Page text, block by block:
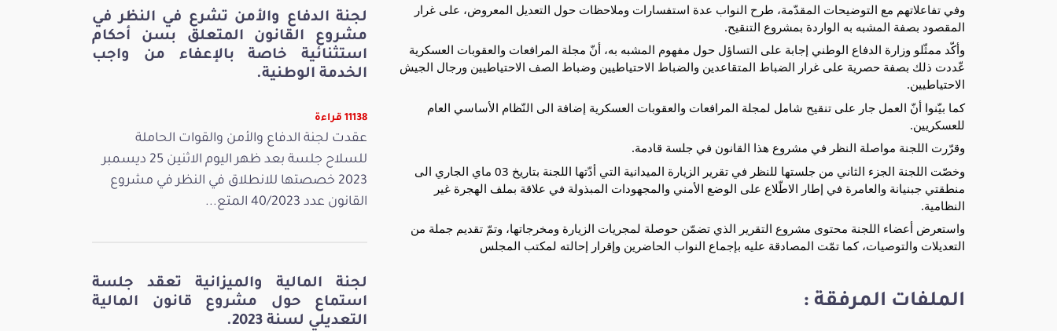
وفي تفاعلاتهم مع التوضيحات المقدّمة، طرح النواب عدة استفسارات وملاحظات حول التعديل المعروض، على غرار
المقصود بصفة المشبه به الواردة بمشروع التنقيح.
وأكّد ممثّلو وزارة الدفاع الوطني إجابة على التساؤل حول مفهوم المشبه به، أنّ مجلة المرافعات والعقوبات العسكرية
عّددت ذلك بصفة حصرية على غرار الضباط المتقاعدين والضباط الاحتياطيين وضباط الصف الاحتياطيين ورجال الجيش
الاحتياطيين.
كما بيّنوا أنّ العمل جار على تنقيح شامل لمجلة المرافعات والعقوبات العسكرية إضافة الى النّظام الأساسي العام
للعسكريين.
وقرّرت اللجنة مواصلة النظر في مشروع هذا القانون في جلسة قادمة.
وخصّت اللجنة الجزء الثاني من جلستها للنظر في تقرير الزيارة الميدانية التي أدّتها اللجنة بتاريخ 03 ماي الجاري الى
منطقتي جبنيانة والعامرة في إطار الاطّلاع على الوضع الأمني والمجهودات المبذولة في علاقة بملف الهجرة غير
النظامية.
واستعرض أعضاء اللجنة محتوى مشروع التقرير الذي تضمّن حوصلة لمجريات الزيارة ومخرجاتها، وتمّ تقديم جملة من
التعديلات والتوصيات، كما تمّت المصادقة عليه بإجماع النواب الحاضرين وإقرار إحالته لمكتب المجلس
الملفات المرفقة :
لجنة الدفاع والأمن تشرع في النظر في
مشروع القانون المتعلق بسن أحكام
استثنائية خاصة بالإعفاء من واجب
الخدمة الوطنية.
11138 قراءة
عقدت لجنة الدفاع والأمن والقوات الحاملة
للسلاح جلسة بعد ظهر اليوم الاثنين 25 ديسمبر
2023 خصصتها للانطلاق في النظر في مشروع
القانون عدد 40/2023 المتع...
لجنة المالية والميزانية تعقد جلسة
استماع حول مشروع قانون المالية
التعديلي لسنة 2023.